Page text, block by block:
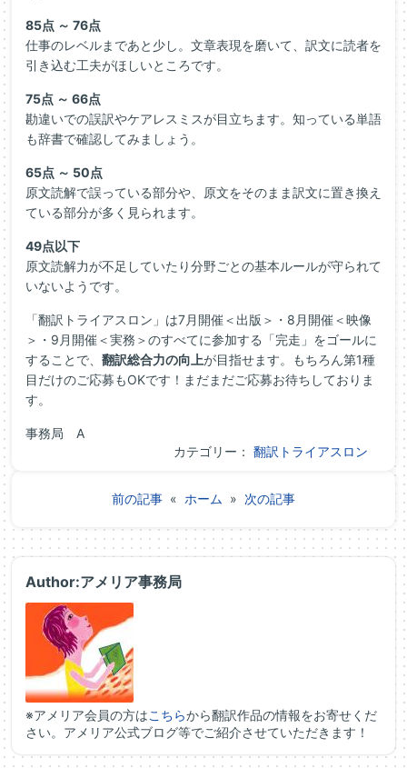
85点 ～ 76点
仕事のレベルまであと少し。文章表現を磨いて、訳文に読者を
引き込む工夫がほしいところです。
75点 ～ 66点
勘違いでの誤訳やケアレスミスが目立ちます。知っている単語
も辞書で確認してみましょう。
65点 ～ 50点
原文読解で誤っている部分や、原文をそのまま訳文に置き換え
ている部分が多く見られます。
49点以下
原文読解力が不足していたり分野ごとの基本ルールが守られて
いないようです。
「翻訳トライアスロン」は7月開催＜出版＞・8月開催＜映像
＞・9月開催＜実務＞のすべてに参加する「完走」をゴールに
することで、 翻訳総合力の向上が目指せます。もちろん第1種
目だけのご応募もOKです！まだまだご応募お待ちしておりま
す。
事務局 A
カテゴリー： 翻訳トライアスロン
前の記事 « ホーム » 次の記事
Author:アメリア事務局
※アメリア会員の方はこちらから翻訳作品の情報をお寄せくだ
さい。アメリア公式ブログ等でご紹介させていただきます！